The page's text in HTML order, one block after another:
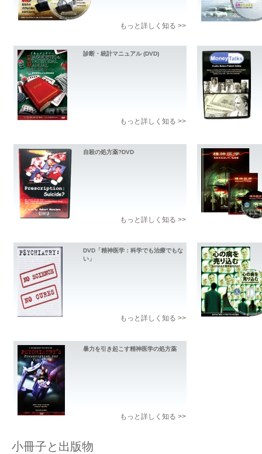
もっと詳しく知る >>
診断・統計マニュアル (DVD)
もっと詳しく知る >>
自殺の処方薬?DVD
もっと詳しく知る >>
DVD「精神医学：科学でも治療でもな
い」
もっと詳しく知る >>
暴力を引き起こす精神医学の処方薬
もっと詳しく知る >>
小冊子と出版物